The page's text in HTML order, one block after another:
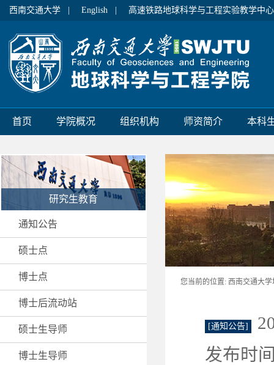
西南交通大学 | English | 高速铁路地球科学与工程实验教学中
首页 学院概况 组织机构 师资简介 本科
研究生教育
通知公告
硕士点
博士点
博士后流动站
硕士生导师
博士生导师
您当前的位置: 西南交通大
[通知公告]
发布时